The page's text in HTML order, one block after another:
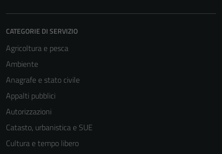
CATEGORIE DI SERVIZIO
Agricoltura e pesca
Ambiente
Anagrafe e stato civile
Appalti pubblici
Autorizzazioni
Catasto, urbanistica e SUE
Cultura e tempo libero